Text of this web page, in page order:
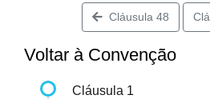
Cláusula 48
Voltar à Convenção
Cláusula 1